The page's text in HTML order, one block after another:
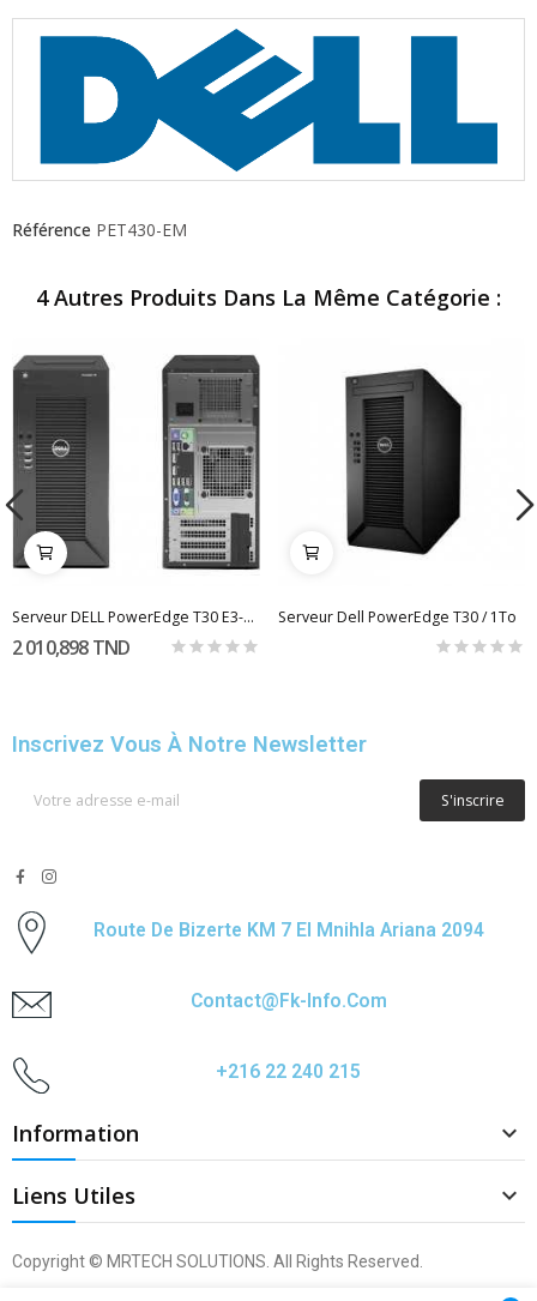
Référence PET430-EM
4 Autres Produits Dans La Même Catégorie :
Serveur DELL PowerEdge T30 E3-122V5 8Go 1To
2 010,898 TND
Serveur Dell PowerEdge T30 / 1To
Inscrivez Vous À Notre Newsletter
S'inscrire
Route De Bizerte KM 7 El Mnihla Ariana 2094
Contact@fk-Info.com
+216 22 240 215
Information 
Liens Utiles 
Copyright © MRTECH SOLUTIONS. All Rights Reserved.